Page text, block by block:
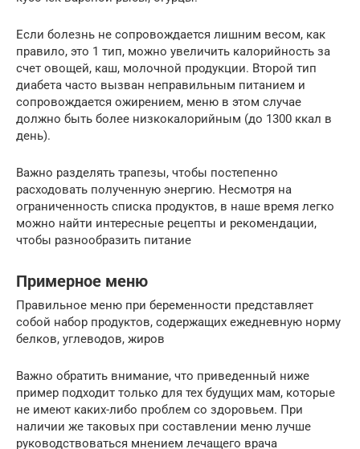
Если болезнь не сопровождается лишним весом, как
правило, это 1 тип, можно увеличить калорийность за
счет овощей, каш, молочной продукции. Второй тип
диабета часто вызван неправильным питанием и
сопровождается ожирением, меню в этом случае
должно быть более низкокалорийным (до 1300 ккал в
день).
Важно разделять трапезы, чтобы постепенно
расходовать полученную энергию. Несмотря на
ограниченность списка продуктов, в наше время легко
можно найти интересные рецепты и рекомендации,
чтобы разнообразить питание
Примерное меню
Правильное меню при беременности представляет
собой набор продуктов, содержащих ежедневную норму
белков, углеводов, жиров
Важно обратить внимание, что приведенный ниже
пример подходит только для тех будущих мам, которые
не имеют каких-либо проблем со здоровьем. При
наличии же таковых при составлении меню лучше
руководствоваться мнением лечащего врача